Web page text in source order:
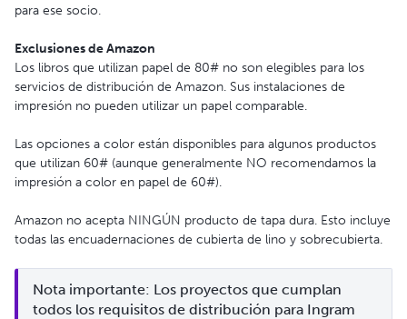
para ese socio.
Exclusiones de Amazon
Los libros que utilizan papel de 80# no son elegibles para los
servicios de distribución de Amazon. Sus instalaciones de
impresión no pueden utilizar un papel comparable.
Las opciones a color están disponibles para algunos productos
que utilizan 60# (aunque generalmente NO recomendamos la
impresión a color en papel de 60#).
Amazon no acepta NINGÚN producto de tapa dura. Esto incluye
todas las encuadernaciones de cubierta de lino y sobrecubierta.
Nota importante: Los proyectos que cumplan
todos los requisitos de distribución para Ingram